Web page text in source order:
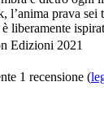
l’anima prava sei
liberamente
Edizioni 2021
1 recensione (